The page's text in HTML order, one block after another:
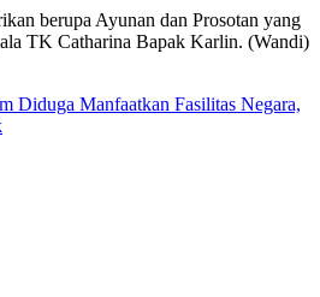
berupa Ayunan dan Prosotan yang
TK Catharina Bapak Karlin. (Wandi)
Diduga Manfaatkan Fasilitas Negara,